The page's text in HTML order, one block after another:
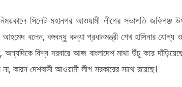
সিলেট মহানগর আওয়ামী লীগের সভাপতি জকিগঞ্জ
আহমেদ বলেন, বঙ্গবন্ধু কন্যা প্রধানমন্ত্রী শেখ হাসিনার
অন্যদিকে বিশ্ব দরবারে আজ বাংলাদেশ মাথা উঁচু করে
না, কারন দেশবাসী আওয়ামী লীগ সরকারের সাথে রয়েছে।